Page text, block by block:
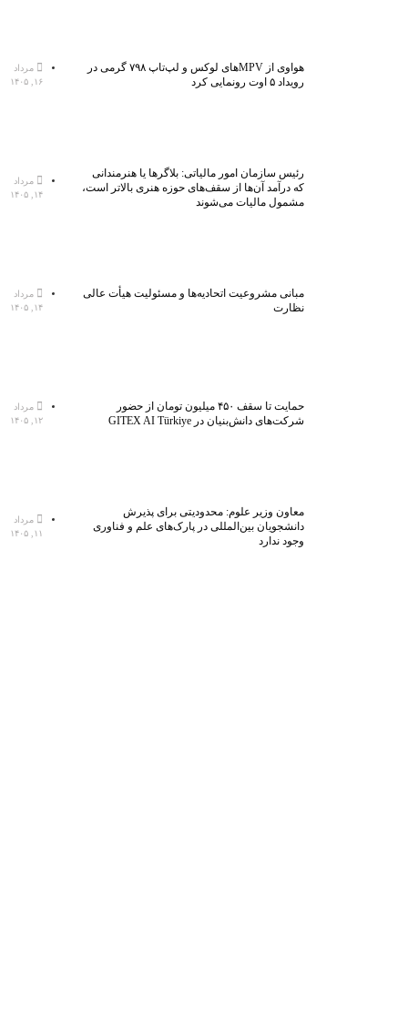
هواوی از MPVهای لوکس و لپ‌تاپ ۷۹۸ گرمی در
رویداد ۵ اوت رونمایی کرد
مرداد
۱۶, ۱۴۰۵
رئیس سازمان امور مالیاتی: بلاگر‌ها یا هنرمندانی
که درآمد آن‌ها از سقف‌های حوزه هنری بالاتر است،
مشمول مالیات می‌شوند
مرداد
۱۴, ۱۴۰۵
مبانی مشروعیت اتحادیه‌ها و مسئولیت هیأت عالی
نظارت
مرداد
۱۴, ۱۴۰۵
حمایت تا سقف ۴۵۰ میلیون تومان از حضور
شرکت‌های دانش‌بنیان در GITEX AI Türkiye
مرداد
۱۲, ۱۴۰۵
معاون وزیر علوم: محدودیتی برای پذیرش
دانشجویان بین‌المللی در پارک‌های علم و فناوری
وجود ندارد
مرداد
۱۱, ۱۴۰۵